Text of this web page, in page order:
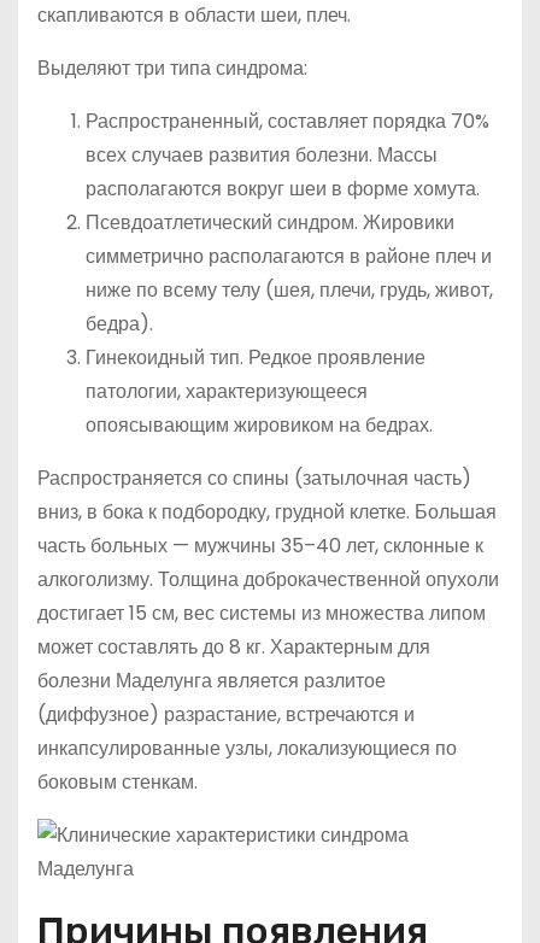
скапливаются в области шеи, плеч.
Выделяют три типа синдрома:
Распространенный, составляет порядка 70%
всех случаев развития болезни. Массы
располагаются вокруг шеи в форме хомута.
Псевдоатлетический синдром. Жировики
симметрично располагаются в районе плеч и
ниже по всему телу (шея, плечи, грудь, живот,
бедра).
Гинекоидный тип. Редкое проявление
патологии, характеризующееся
опоясывающим жировиком на бедрах.
Распространяется со спины (затылочная часть)
вниз, в бока к подбородку, грудной клетке. Большая
часть больных — мужчины 35–40 лет, склонные к
алкоголизму. Толщина доброкачественной опухоли
достигает 15 см, вес системы из множества липом
может составлять до 8 кг. Характерным для
болезни Маделунга является разлитое
(диффузное) разрастание, встречаются и
инкапсулированные узлы, локализующиеся по
боковым стенкам.
Причины появления